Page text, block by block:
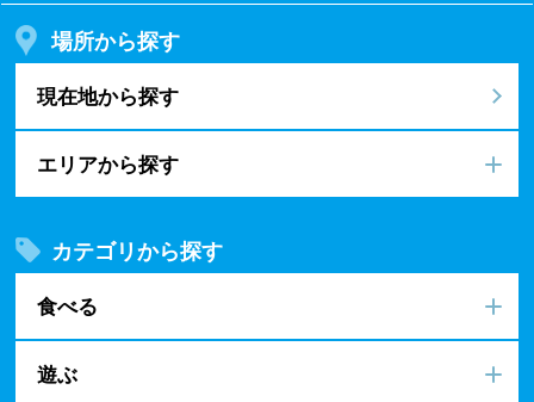
場所から探す
現在地から探す
エリアから探す
カテゴリから探す
食べる
遊ぶ